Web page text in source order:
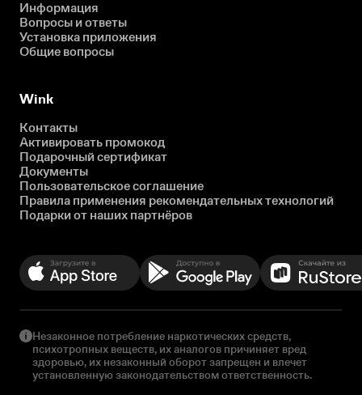
Информация
Вопросы и ответы
Установка приложения
Общие вопросы
Wink
Контакты
Активировать промокод
Подарочный сертификат
Документы
Пользовательское соглашение
Правила применения рекомендательных технологий
Подарки от наших партнёров
Незаконное потребление наркотических средств,
психотропных веществ, их аналогов причиняет вред
здоровью, их незаконный оборот запрещен и влечет
установленную законодательством ответственность.